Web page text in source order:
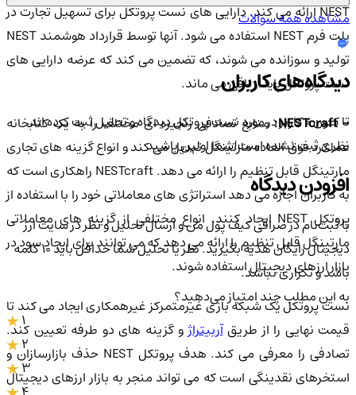
NEST ارائه می کند. دارایی های نست پروتکل برای تسهیل تجارت در
پلت فرم NEST استفاده می شود. آنها توسط قرارداد هوشمند NEST
تولید و سوزانده می شوند، که تضمین می کند که عرضه دارایی های
نست پروتکل پایدار باقی می ماند.
- NESTcraft:
منابع تصادفی زنجیره ای مختلف را به یک کتابخانه
عملکرد فوق العاده مارتینگل تبدیل می کند و انواع گزینه های تجاری
مارتینگل قابل تنظیم را ارائه می دهد. NESTcraft راهکاری است که
به کاربران اجازه می دهد استراتژی های معاملاتی خود را با استفاده از
پروتکل NEST ایجاد کنند. انواع مختلفی از گزینه های معاملاتی
مارتینگل قابل تنظیم را ارائه می دهد که می توانند برای ایجاد سود در
بازار ارزهای دیجیتال استفاده شوند.
نست پروتکل یک شبکه بازی غیرمتمرکز غیرهمکاری ایجاد می کند تا
قیمت نهایی را از طریقآربیتراژو گزینه های دو طرفه تعیین کند.
تصادفی را معرفی می کند. هدف پروتکل NEST حذف بازارسازان و
استخرهای نقدینگی است که می تواند منجر به بازار ارزهای دیجیتال
مشاهده همه سوالات
دیدگاه‌های کاربران
تا کنون 0 کاربر در مورد نست پروتکلدیدگاه و تحلیل ثبت کرده اند
نظری ثبت نشده است!شما اولین باشید
افزودن دیدگاه
با ثبت‌نام در صرافی کیف پول من و ارسال تحلیل و نظر در سایت ارز
دیجیتال رایگان هدیه بگیرید. نظر یا تحلیل شما حداقل باید ۱۰ کلمه
باشد و تکراری نباشد.
به این مطلب چند امتیاز می‌دهید؟
1
2
3